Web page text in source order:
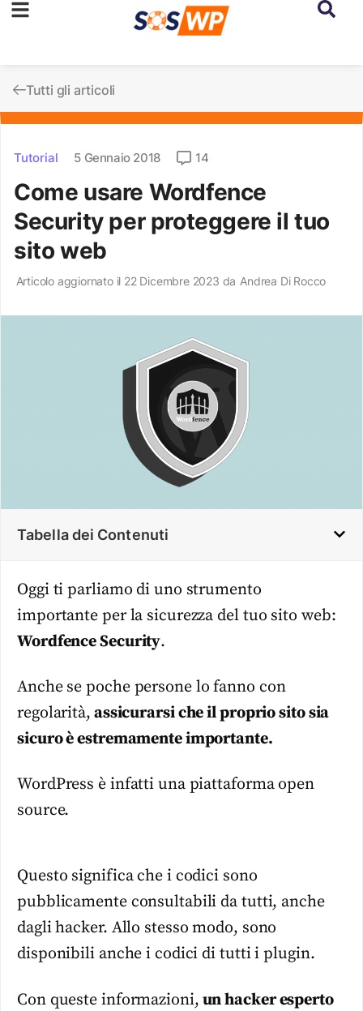
Tutti gli articoli
Tutorial 5 Gennaio 2018 14
Come usare Wordfence
Security per proteggere il tuo
sito web
Articolo aggiornato il 22 Dicembre 2023 da Andrea Di Rocco
Tabella dei Contenuti
Oggi ti parliamo di uno strumento
importante per la sicurezza del tuo sito web:
Wordfence Security.
Anche se poche persone lo fanno con
regolarità, assicurarsi che il proprio sito sia
sicuro è estremamente importante.
WordPress è infatti una piattaforma open
source.
Questo significa che i codici sono
pubblicamente consultabili da tutti, anche
dagli hacker. Allo stesso modo, sono
disponibili anche i codici di tutti i plugin.
Con queste informazioni, un hacker esperto